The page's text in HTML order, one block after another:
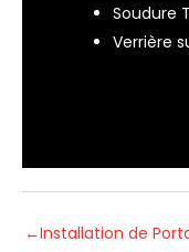
Soudure
Verrière
←Installation de